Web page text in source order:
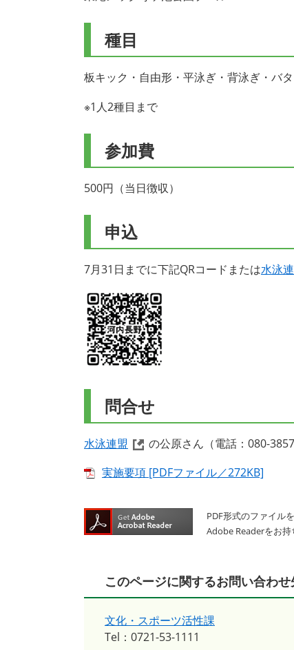
種目
板キック・自由形・平泳ぎ・背泳ぎ・バ
※1人2種目まで
参加費
500円（当日徴収）
申込
7月31日までに下記QRコードまたは水泳
問合せ
水泳連盟
の公原さん（電話：080-
実施要項 [PDFファイル／272KB]
PDF形式のファイル
Adobe Readerをお持
このページに関するお問い合わせ
文化・スポーツ活性課
Tel：0721-53-1111